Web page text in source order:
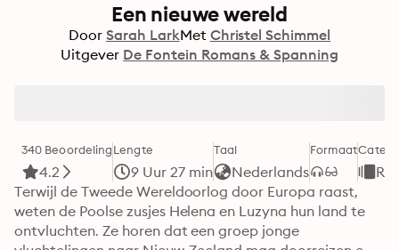
Een nieuwe wereld
Door Sarah LarkMet Christel Schimmel
Uitgever De Fontein Romans & Spanning
340 Beoordeling
4.2
Lengte
9 Uur 27 min
Taal
Nederlands
Formaat
Terwijl de Tweede Wereldoorlog door Europa raast,
weten de Poolse zusjes Helena en Luzyna hun land te
ontvluchten. Ze horen dat een groep jonge